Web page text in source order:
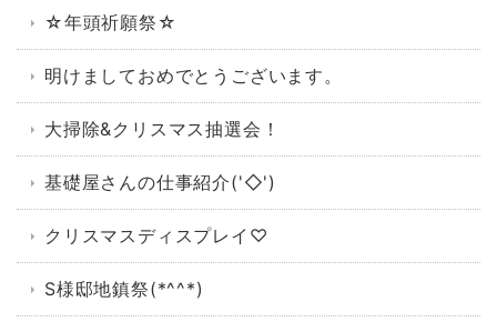
☆年頭祈願祭☆
明けましておめでとうございます。
大掃除&クリスマス抽選会！
基礎屋さんの仕事紹介('◇')ゞ
クリスマスディスプレイ♡
S様邸地鎮祭(*^^*)